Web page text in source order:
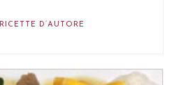
RICETTE D’AUTORE